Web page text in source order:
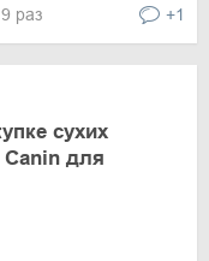
раз +1
сухих
Canin для